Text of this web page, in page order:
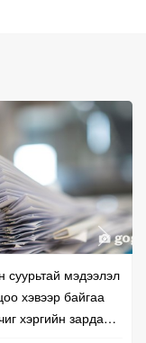
суурьтай мэдээлэл
хэвээр байгаа
хэргийн зардал